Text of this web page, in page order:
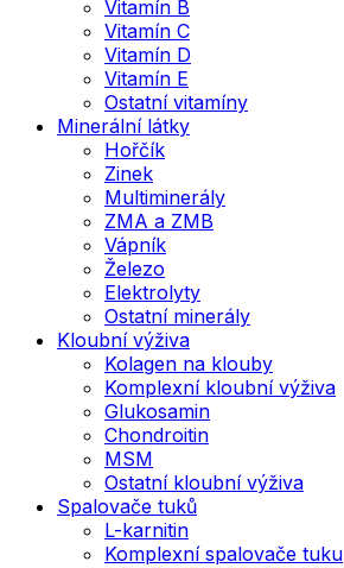
Vitamín B
Vitamín C
Vitamín D
Vitamín E
Ostatní vitamíny
Minerální látky
Hořčík
Zinek
Multiminerály
ZMA a ZMB
Vápník
Železo
Elektrolyty
Ostatní minerály
Kloubní výživa
Kolagen na klouby
Komplexní kloubní výživa
Glukosamin
Chondroitin
MSM
Ostatní kloubní výživa
Spalovače tuků
L-karnitin
Komplexní spalovače tuku